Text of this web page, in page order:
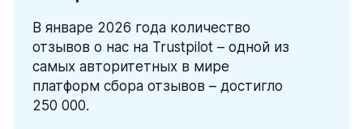
В январе 2026 года количество
отзывов о нас на Trustpilot – одной из
самых авторитетных в мире
платформ сбора отзывов – достигло
250 000.